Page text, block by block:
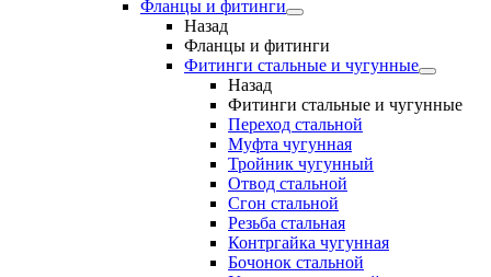
Фланцы и фитинги
Назад
Фланцы и фитинги
Фитинги стальные и чугунные
Назад
Фитинги стальные и чугунные
Переход стальной
Муфта чугунная
Тройник чугунный
Отвод стальной
Сгон стальной
Резьба стальная
Контргайка чугунная
Бочонок стальной